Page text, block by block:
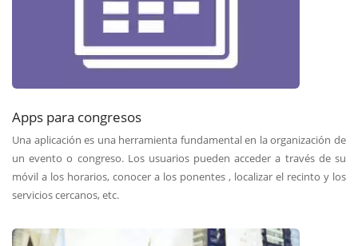
Apps para congresos
Una aplicación es una herramienta fundamental en la organización de
un evento o congreso. Los usuarios pueden acceder a través de su
móvil a los horarios, conocer a los ponentes , localizar el recinto y los
servicios cercanos, etc.